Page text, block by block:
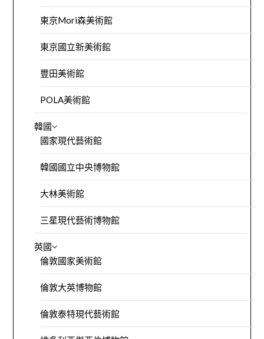
東京Mori森美術館
東京國立新美術館
豐田美術館
POLA美術館
韓國
國家現代藝術館
韓國國立中央博物館
大林美術館
三星現代藝術博物館
英國
倫敦國家美術館
倫敦大英博物館
倫敦泰特現代藝術館